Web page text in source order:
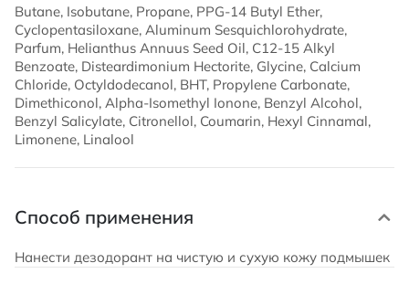
Butane, Isobutane, Propane, PPG-14 Butyl Ether,
Cyclopentasiloxane, Aluminum Sesquichlorohydrate,
Parfum, Helianthus Annuus Seed Oil, C12-15 Alkyl
Benzoate, Disteardimonium Hectorite, Glycine, Calcium
Chloride, Octyldodecanol, BHT, Propylene Carbonate,
Dimethiconol, Alpha-Isomethyl Ionone, Benzyl Alcohol,
Benzyl Salicylate, Citronellol, Coumarin, Hexyl Cinnamal,
Limonene, Linalool
Способ применения
Нанести дезодорант на чистую и сухую кожу подмышек